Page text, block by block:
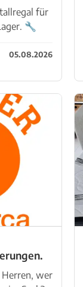
für
🔧
🔧
Zustand
05.08.2026
Herren, wer